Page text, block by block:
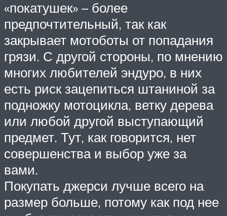
«покатушек» – более
предпочтительный, так как
закрывает мотоботы от попадания
грязи. С другой стороны, по мнению
многих любителей эндуро, в них
есть риск зацепиться штаниной за
подножку мотоцикла, ветку дерева
или любой другой выступающий
предмет. Тут, как говорится, нет
совершенства и выбор уже за
вами.
Покупать джерси лучше всего на
размер больше, потому как под нее